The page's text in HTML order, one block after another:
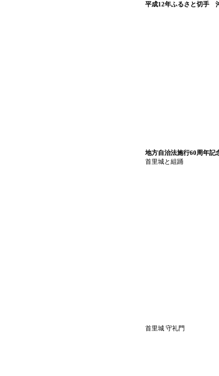
平成12年ふるさと切手
地方自治法施行60周年
首里城と組踊
首里城 守礼門